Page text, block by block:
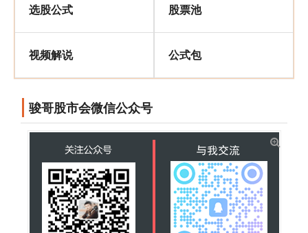
选股公式 股票池
视频解说 公式包
骏哥股市会微信公众号